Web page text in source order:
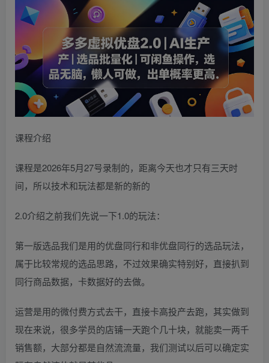
课程介绍
课程是2026年5月27号录制的，距离今天也才只有三天时
间，所以技术和玩法都是新的新的
2.0介绍之前我们先说一下1.0的玩法：
第一版选品我们是用的优盘同行和非优盘同行的选品玩法，
属于比较常规的选品思路，不过效果确实特别好，直接扒到
同行商品数据，卡数据好的去做。
运营是用的微付费方式去干，直接卡高投产去跑，其实做到
现在来说，很多学员的店铺一天跑个几十块，就能卖一两千
销售额，大部分都是自然流流量，我们测试以后可以确定实